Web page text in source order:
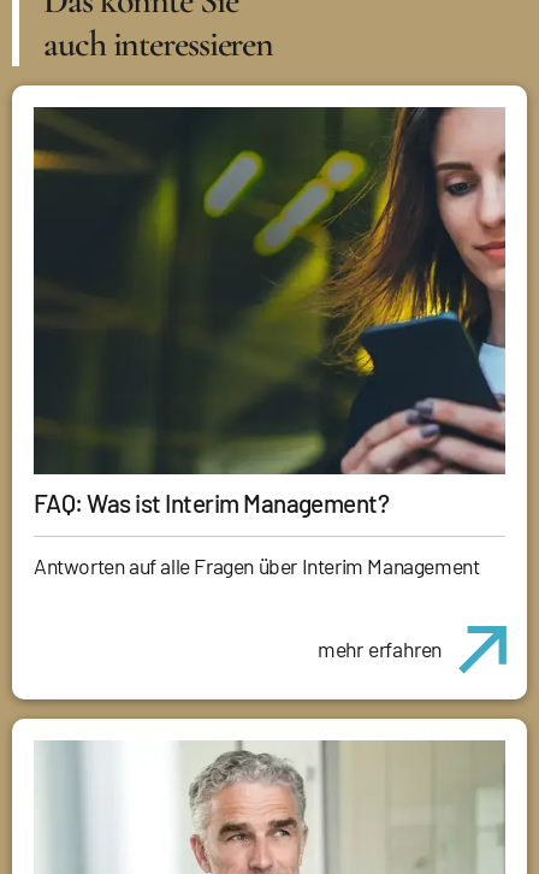
auch interessieren
FAQ: Was ist Interim Management?
Antworten auf alle Fragen über Interim Management
mehr erfahren